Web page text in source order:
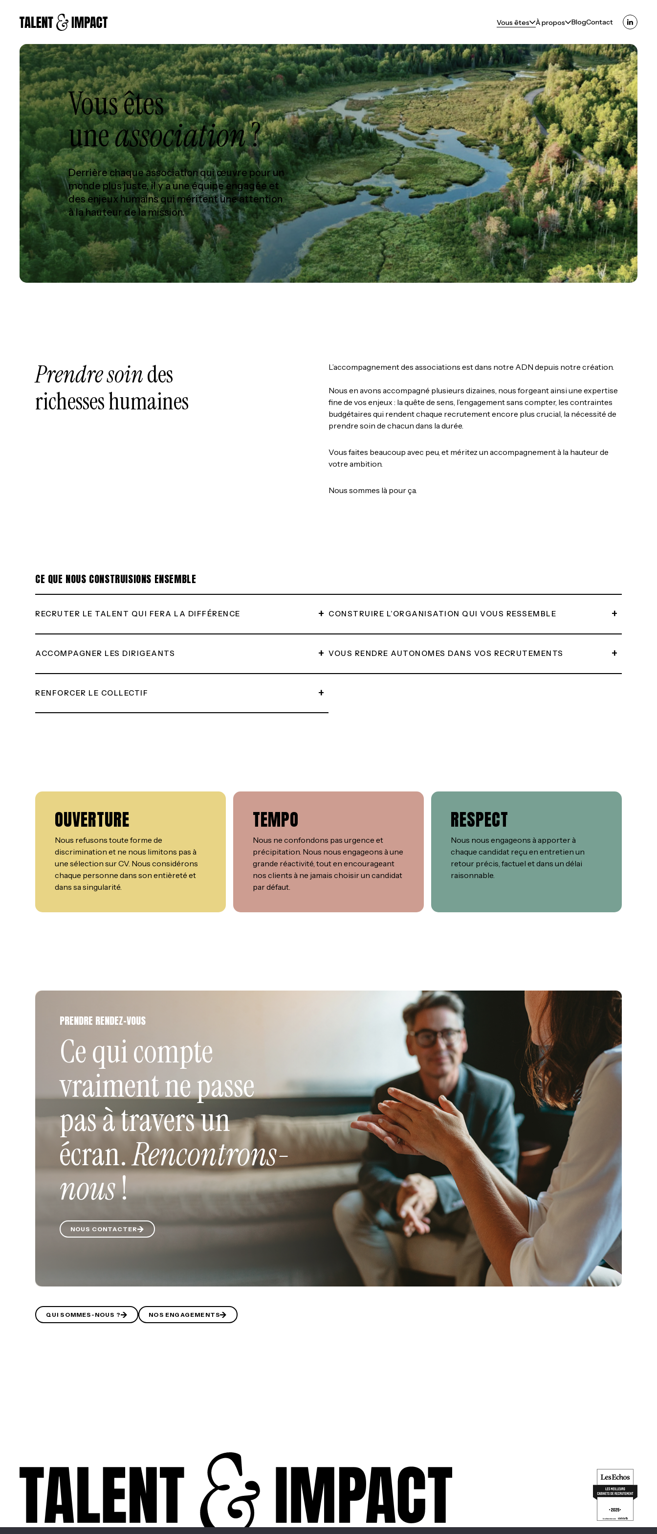
Vous êtes À propos BlogContact
Vous êtes
uneassociation?
Derrière chaque association qui œuvre pour un
monde plus juste, il y a une équipe engagée et
des enjeux humains qui méritent une attention
à la hauteur de la mission.
Prendre soindes
richesses humaines
L’accompagnement des associations est dans notre ADN depuis notre création.
Nous en avons accompagné plusieurs dizaines, nous forgeant ainsi une expertise
fine de vos enjeux : la quête de sens, l’engagement sans compter, les contraintes
budgétaires qui rendent chaque recrutement encore plus crucial, la nécessité de
prendre soin de chacun dans la durée.
Vous faites beaucoup avec peu, et méritez un accompagnement à la hauteur de
votre ambition.
Nous sommes là pour ça.
CE QUE NOUS CONSTRUISIONS ENSEMBLE
RECRUTER LE TALENT QUI FERA LA DIFFÉRENCE +
ACCOMPAGNER LES DIRIGEANTS +
RENFORCER LE COLLECTIF +
CONSTRUIRE L’ORGANISATION QUI VOUS RESSEMBLE +
VOUS RENDRE AUTONOMES DANS VOS RECRUTEMENTS +
OUVERTURE
Nous refusons toute forme de
discrimination et ne nous limitons pas à
une sélection sur CV. Nous considérons
chaque personne dans son entièreté et
dans sa singularité.
TEMPO
Nous ne confondons pas urgence et
précipitation. Nous nous engageons à une
grande réactivité, tout en encourageant
nos clients à ne jamais choisir un candidat
par défaut.
RESPECT
Nous nous engageons à apporter à
chaque candidat reçu en entretien un
retour précis, factuel et dans un délai
raisonnable.
PRENDRE RENDEZ-VOUS
Ce qui compte
vraiment ne passe
pas à travers un
écran.Rencontrons-
nous!
NOUS CONTACTER
QUI SOMMES-NOUS ? NOS ENGAGEMENTS